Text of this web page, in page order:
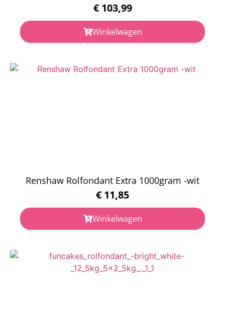
€103,99
Winkelwagen
Renshaw Rolfondant Extra 1000gram -wit
€ 11,85
Winkelwagen